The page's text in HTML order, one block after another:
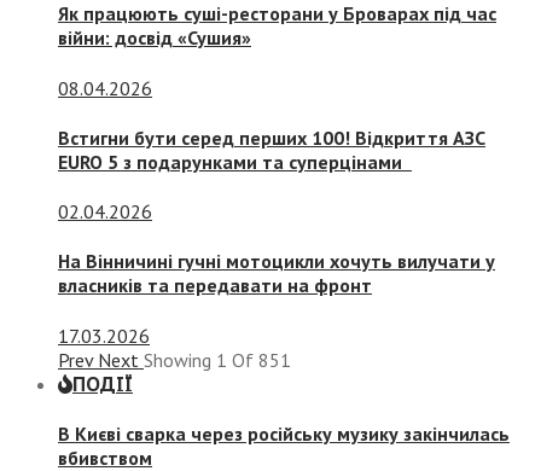
Як працюють суші-ресторани у Броварах під час
війни: досвід «Сушия»
08.04.2026
Встигни бути серед перших 100! Відкриття АЗС
EURO 5 з подарунками та суперцінами
02.04.2026
На Вінничині гучні мотоцикли хочуть вилучати у
власників та передавати на фронт
17.03.2026
Prev Next Showing 1 Of 851
ПОДІЇ
В Києві сварка через російську музику закінчилась
вбивством